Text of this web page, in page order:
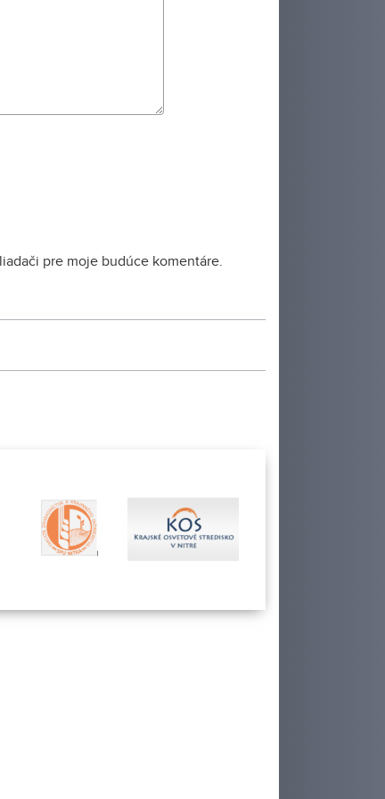
pre moje budúce komentáre.